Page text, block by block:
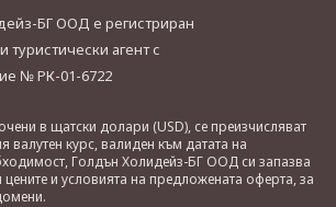
БГ ООД е регистриран
туристически агент с
№ РК-01-6722
в щатски долари (USD), се преизчисляват
валутен курс, валиден към датата на
Голдън Холидейз-БГ ООД си запазва
и условията на предложената оферта, за